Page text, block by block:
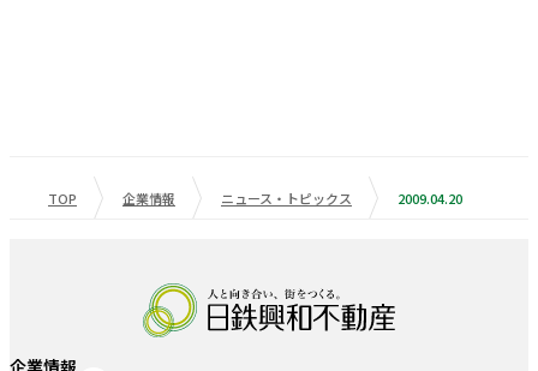
TOP 企業情報 ニュース・トピックス 2009.04.20
企業情報